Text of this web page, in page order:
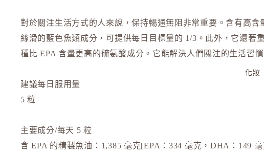
F
FANCL
H
L
依功效選購
依膚質選購
化妝
對於關注生活方式的人來說，保持暢通無阻非常重要。含有高
絲滑的藍色魚類成分，可提供每日目標量的 1/3。此外，它還著
種比 EPA 含量更高的硫氨酸成分。它能解決人們關注的生活習慣
建議每日服用量
5 粒
主要成分/每天 5 粒
含 EPA 的精製魚油：1,385 毫克[EPA：334 毫克，DHA：149